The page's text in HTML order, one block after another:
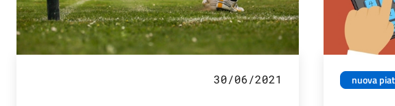
30/06/2021 nuova